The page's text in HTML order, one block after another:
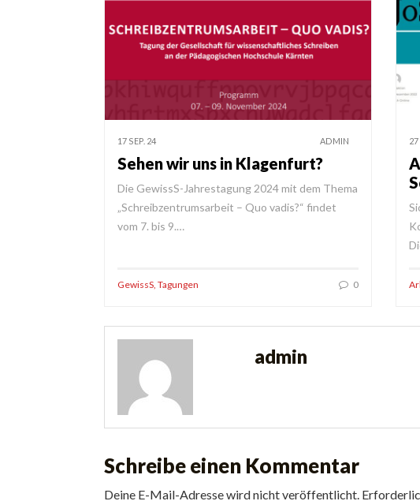
17 SEP. 24 ADMIN
Sehen wir uns in Klagenfurt?
Die GewissS-Jahrestagung 2024 mit dem Thema
„Schreibzentrumsarbeit – Quo vadis?“ findet
vom 7. bis 9.…
GewissS Tagungen 0
27
admin
Schreibe einen Kommentar
Deine E-Mail-Adresse wird nicht veröffentlicht.